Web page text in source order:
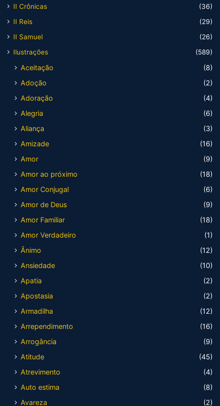
II Crônicas
(36)
II Reis
(29)
II Samuel
(26)
Ilustrações
(589)
Aceitação
(8)
Adoção
(2)
Adoração
(4)
Alegria
(6)
Aliança
(3)
Amizade
(16)
Amor
(9)
Amor ao próximo
(18)
Amor Conjugal
(6)
Amor de Deus
(9)
Amor Familiar
(18)
Amor Verdadeiro
(1)
Ânimo
(12)
Ansiedade
(10)
Apatia
(2)
Apostasia
(2)
Armadilha
(12)
Arrependimento
(16)
Arrogância
(9)
Atitude
(45)
Atrevimento
(4)
Auto estima
(8)
Avareza
(2)